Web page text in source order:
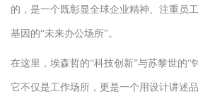
的，是一个既彰显全球企业精神、注重员
基因的“未来办公场所”。
在这里，埃森哲的“科技创新”与苏黎世的
它不仅是工作场所，更是一个用设计讲述